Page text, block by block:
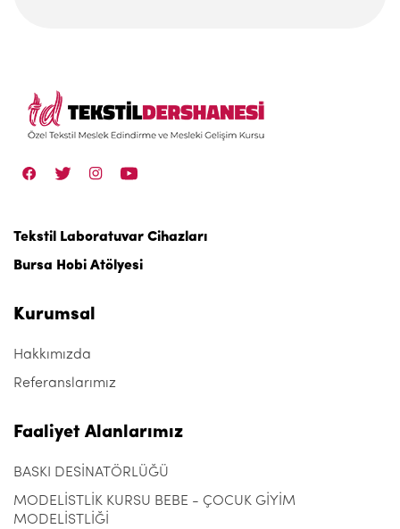
Tekstil Laboratuvar Cihazları
Bursa Hobi Atölyesi
Kurumsal
Hakkımızda
Referanslarımız
Faaliyet Alanlarımız
BASKI DESİNATÖRLÜĞÜ
MODELİSTLİK KURSU BEBE - ÇOCUK GİYİM
MODELİSTLİĞİ